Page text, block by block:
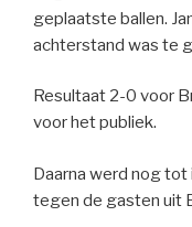
geplaatste ballen.
achterstand was te
Resultaat 2-0 voor
voor het publiek.
Daarna werd nog
tegen de gasten uit